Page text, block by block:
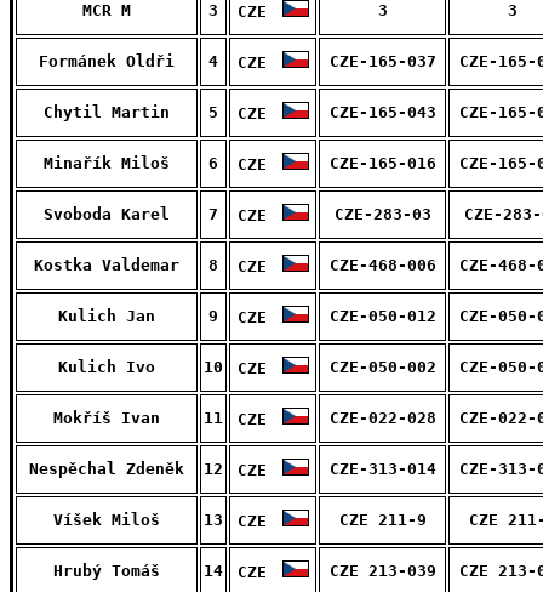
MCR M 3 CZE 3 3
Formánek Oldři 4 CZE CZE-165-037 CZE-165-
Chytil Martin 5 CZE CZE-165-043 CZE-165-
Minařík Miloš 6 CZE CZE-165-016 CZE-165-
Svoboda Karel 7 CZE CZE-283-03 CZE-
Kostka Valdemar 8 CZE CZE-468-006 CZE-468-
Kulich Jan 9 CZE CZE-050-012 CZE-050-
Kulich Ivo 10 CZE CZE-050-002 CZE-050-
Mokříš Ivan 11 CZE CZE-022-028 CZE-022-
Nespěchal Zdeněk 12 CZE CZE-313-014 CZE-313-
Víšek Miloš 13 CZE CZE 211-9 CZE
Hrubý Tomáš 14 CZE CZE 213-039 CZE 213-